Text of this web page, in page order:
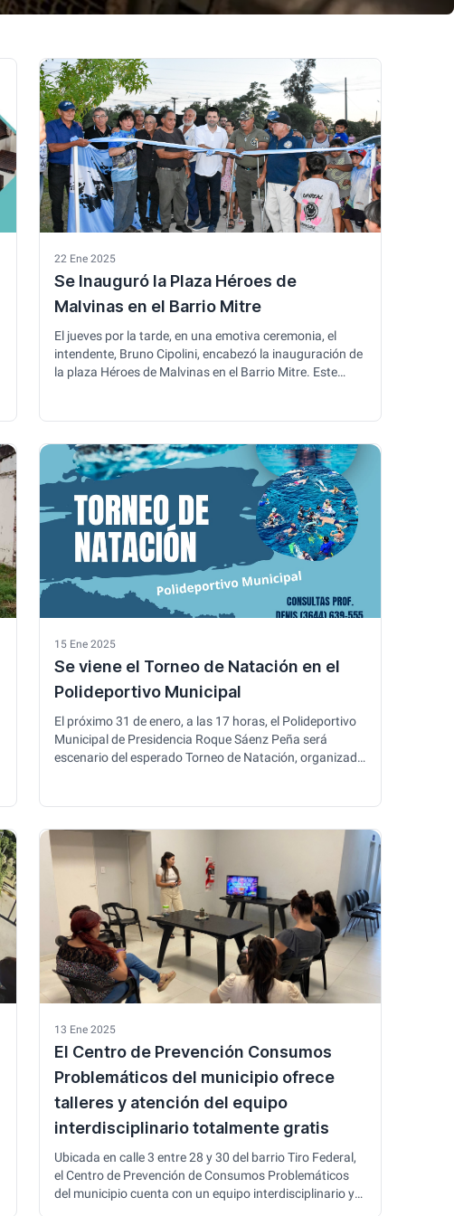
22 Ene 2025
Se Inauguró la Plaza Héroes de
Malvinas en el Barrio Mitre
El jueves por la tarde, en una emotiva ceremonia, el
intendente, Bruno Cipolini, encabezó la inauguración de
la plaza Héroes de Malvinas en el Barrio Mitre. Este
guerra y se consolida como un lugar de encuentro …
15 Ene 2025
Se viene el Torneo de Natación en el
Polideportivo Municipal
El próximo 31 de enero, a las 17 horas, el Polideportivo
Municipal de Presidencia Roque Sáenz Peña será
escenario del esperado Torneo de Natación, organizado
nadadores de todas las edades, con categorías que van
desde los más pequeños hasta los …
13 Ene 2025
El Centro de Prevención Consumos
Problemáticos del municipio ofrece
talleres y atención del equipo
interdisciplinario totalmente gratis
Ubicada en calle 3 entre 28 y 30 del barrio Tiro Federal,
el Centro de Prevención de Consumos Problemáticos
del municipio cuenta con un equipo interdisciplinario y